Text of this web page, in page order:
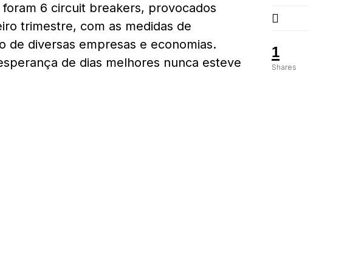
1
Shares
6 circuit breakers, provocados
trimestre, com as medidas de
de diversas empresas e economias.
de dias melhores nunca esteve